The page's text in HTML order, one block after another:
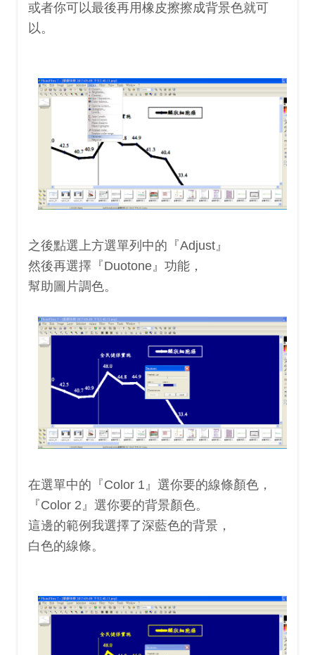
或者你可以最後再用橡皮擦擦成背景色就可
以。
之後點選上方選單列中的『Adjust』
然後再選擇『Duotone』功能，
幫助圖片調色。
在選單中的『Color 1』選你要的線條顏色，
『Color 2』選你要的背景顏色。
這邊的範例我選擇了深藍色的背景，
白色的線條。